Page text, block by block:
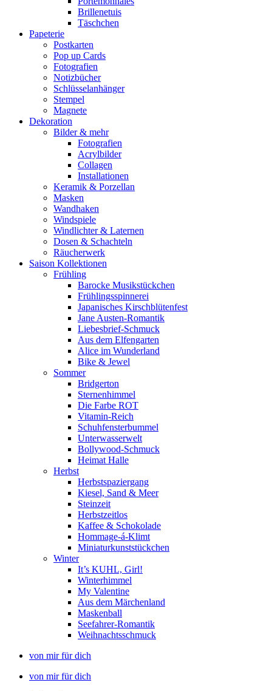
Brillenetuis
Täschchen
Papeterie
Postkarten
Pop up Cards
Fotografien
Notizbücher
Schlüsselanhänger
Stempel
Magnete
Dekoration
Bilder & mehr
Fotografien
Acrylbilder
Collagen
Installationen
Keramik & Porzellan
Masken
Wandhaken
Windspiele
Windlichter & Laternen
Dosen & Schachteln
Räucherwerk
Saison Kollektionen
Frühling
Barocke Musikstückchen
Frühlingsspinnerei
Japanisches Kirschblütenfest
Jane Austen-Romantik
Liebesbrief-Schmuck
Aus dem Elfengarten
Alice im Wunderland
Bike & Jewel
Sommer
Bridgerton
Sternenhimmel
Die Farbe ROT
Vitamin-Reich
Schuhfensterbummel
Unterwasserwelt
Bollywood-Schmuck
Heimat Halle
Herbst
Herbstspaziergang
Kiesel, Sand & Meer
Steinzeit
Herbstzeitlos
Kaffee & Schokolade
Hommage-á-Klimt
Miniaturkunststückchen
Winter
It’s KUHL, Girl!
Winterhimmel
My Valentine
Aus dem Märchenland
Maskenball
Seefahrer-Romantik
Weihnachtsschmuck
von mir für dich
von mir für dich